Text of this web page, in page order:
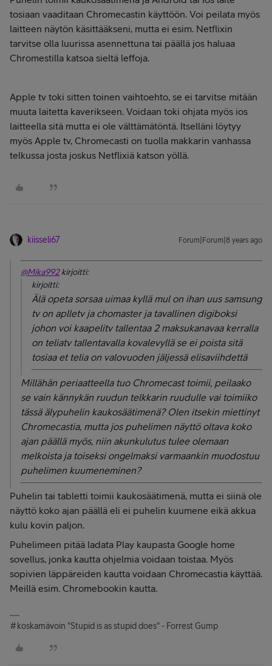
tosiaan vaaditaan Chromecastin käyttöön. Voi peilata myös
laitteen näytön käsittääkseni, mutta ei esim. Netflixin
tarvitse olla luurissa asennettuna tai päällä jos haluaa
Chromestilla katsoa sieltä leffoja.
Apple tv toki sitten toinen vaihtoehto, se ei tarvitse mitään
muuta laitetta kaverikseen. Voidaan toki ohjata myös ios
laitteella sitä mutta ei ole välttämätöntä. Itselläni löytyy
myös Apple tv, Chromecasti on tuolla makkarin vanhassa
telkussa josta joskus Netflixiä katson yöllä.
kiisseli67 Forum|Forum|8 years ago
@Mika992kirjoitti:
kirjoitti:
Älä opeta sorsaa uimaa kyllä mul on ihan uus samsung
tv on aplletv ja chomaster ja tavallinen digiboksi
johon voi kaapelitv tallentaa 2 maksukanavaa kerralla
on teliatv tallentavalla kovalevyllä se ei poista sitä
tosiaa et telia on valovuoden jäljessä elisaviihdettä
Millähän periaatteella tuo Chromecast toimii, peilaako
se vain kännykän ruudun telkkarin ruudulle vai toimiiko
tässä älypuhelin kaukosäätimenä? Olen itsekin miettinyt
Chromecastia, mutta jos puhelimen näyttö oltava koko
ajan päällä myös, niin akunkulutus tulee olemaan
melkoista ja toiseksi ongelmaksi varmaankin muodostuu
puhelimen kuumeneminen?
Puhelin tai tabletti toimii kaukosäätimenä, mutta ei siinä ole
näyttö koko ajan päällä eli ei puhelin kuumene eikä akkua
kulu kovin paljon.
Puhelimeen pitää ladata Play kaupasta Google home
sovellus, jonka kautta ohjelmia voidaan toistaa. Myös
sopivien läppäreiden kautta voidaan Chromecastia käyttää.
Meillä esim. Chromebookin kautta.
#koskamävoin "Stupid is as stupid does" - Forrest Gump